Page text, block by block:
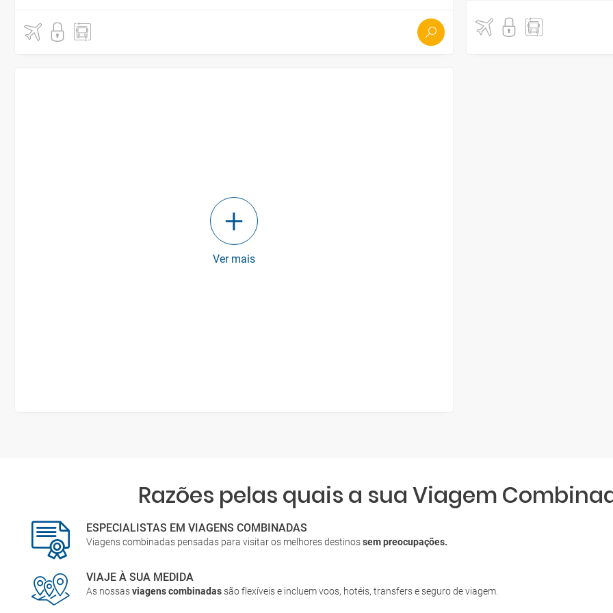
Ver mais
Razões pelas quais a sua Viagem
ESPECIALISTAS EM VIAGENS COMBINADAS
Viagens combinadas pensadas para visitar os melhores destinossem preocupações.
VIAJE À SUA MEDIDA
As nossasviagens combinadas são flexíveis e incluem voos, hotéis, transfers e seguro de viagem.